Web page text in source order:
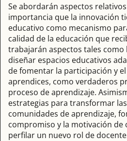
Se abordarán aspectos
importancia que la innovación
educativo como mecanismo
calidad de la educación que
trabajarán aspectos tales
diseñar espacios educativos
de fomentar la participación y
aprendices, como verdaderos
proceso de aprendizaje.
estrategias para transformar
comunidades de aprendizaje,
compromiso y la motivación de
perfilar un nuevo rol de